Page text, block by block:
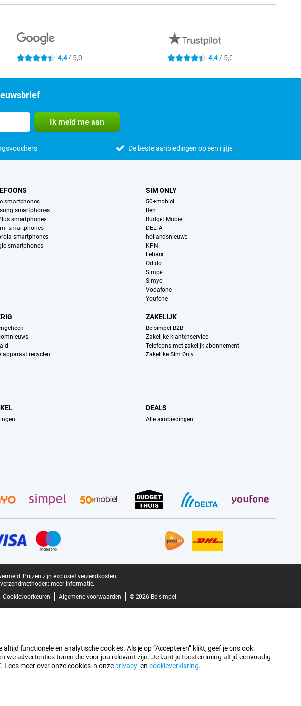
4.4 sterren 4,4 / 5,0 4.4 sterren 4,4 / 5,0
Ik meld me aan
De beste aanbiedingen op een rijtje
smartphones
smartphones
smartphones
smartphones
smartphones
smartphones
SIM ONLY
50+mobiel
Ben
Budget Mobiel
DELTA
hollandsnieuwe
KPN
Lebara
Odido
Simpel
Simyo
Vodafone
Youfone
apparaat recyclen
ZAKELIJK
Belsimpel B2B
Zakelijke klantenservice
Telefoons met zakelijk abonnement
Zakelijke Sim Only
DEALS
Alle aanbiedingen
Prijzen zijn exclusief verzendkosten.
meer informatie.
Cookievoorkeuren Algemene voorwaarden © 2026 Belsimpel
functionele en analytische cookies. Als je op “Accepteren” klikt, geef je ons ook
advertenties tonen die voor jou relevant zijn. Je kunt je toestemming altijd eenvoudig
meer over onze cookies in onze privacy-en cookieverklaring.